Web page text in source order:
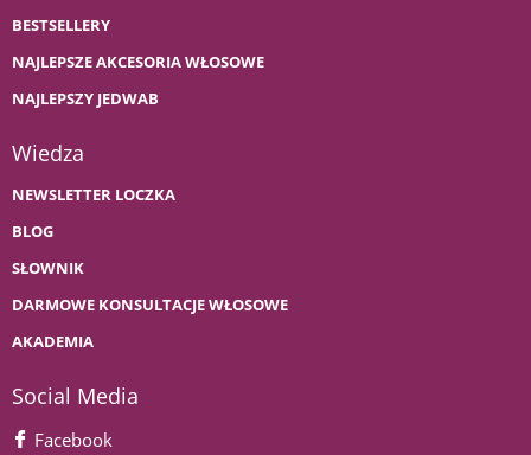
BESTSELLERY
NAJLEPSZE AKCESORIA WŁOSOWE
NAJLEPSZY JEDWAB
Wiedza
NEWSLETTER LOCZKA
BLOG
SŁOWNIK
DARMOWE KONSULTACJE WŁOSOWE
AKADEMIA
Social Media
Facebook